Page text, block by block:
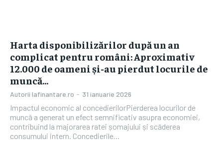
Harta disponibilizărilor după un an
complicat pentru români: Aproximativ
12.000 de oameni și-au pierdut locurile de
muncă…
Autorii Iafinantare.ro - 31 ianuarie 2026
Impactul economic al concedierilorPierderea locurilor de
muncă a generat un efect semnificativ asupra economiei,
contribuind la majorarea ratei șomajului și scăderea
consumului intern. Concedierile...